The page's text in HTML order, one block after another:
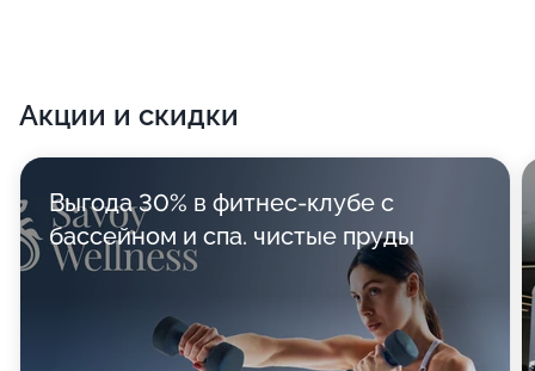
Акции и скидки
Выгода 30% в фитнес-клубе с
бассейном и спа. чистые пруды